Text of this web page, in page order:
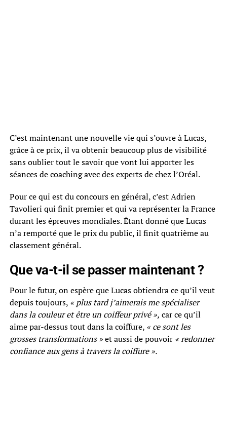
C’est maintenant une nouvelle vie qui s’ouvre à Lucas,
grâce à ce prix, il va obtenir beaucoup plus de visibilité
sans oublier tout le savoir que vont lui apporter les
séances de coaching avec des experts de chez l’Oréal.
Pour ce qui est du concours en général, c’est Adrien
Tavolieri qui finit premier et qui va représenter la France
durant les épreuves mondiales. Étant donné que Lucas
n’a remporté que le prix du public, il finit quatrième au
classement général.
Que va-t-il se passer maintenant ?
Pour le futur, on espère que Lucas obtiendra ce qu’il veut
depuis toujours, « plus tard j’aimerais me spécialiser
dans la couleur et être un coiffeur privé », car ce qu’il
aime par-dessus tout dans la coiffure, « ce sont les
grosses transformations »et aussi de pouvoir « redonner
confiance aux gens à travers la coiffure ».